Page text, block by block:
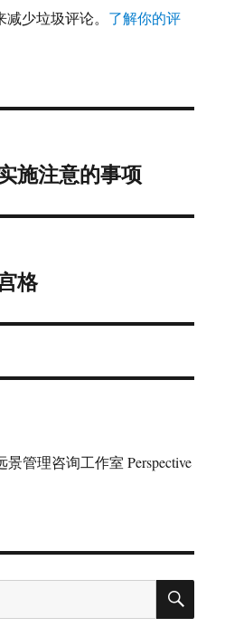
少垃圾评论。 了解你的评
施注意的事项
格
景管理咨询工作室 Perspective
搜